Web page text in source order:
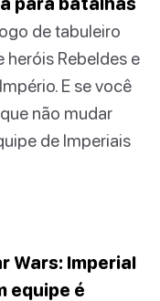
de tabuleiro
heróis Rebeldes e
E se você
não mudar
de Imperiais
Wars: Imperial
equipe é